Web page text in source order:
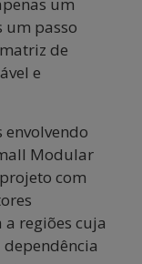
um passo
de
e
Modular
com
regiões cuja